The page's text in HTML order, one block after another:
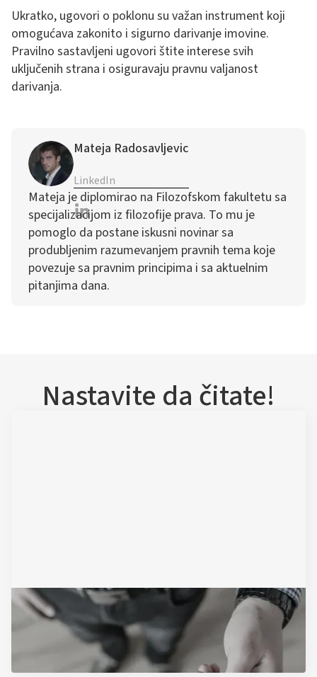
Ukratko, ugovori o poklonu su važan instrument koji
omogućava zakonito i sigurno darivanje imovine.
Pravilno sastavljeni ugovori štite interese svih
uključenih strana i osiguravaju pravnu valjanost
darivanja.
Mateja Radosavljevic
LinkedIn
Mateja je diplomirao na Filozofskom fakultetu sa
specijalizacijom iz filozofije prava. To mu je
pomoglo da postane iskusni novinar sa
produbljenim razumevanjem pravnih tema koje
povezuje sa pravnim principima i sa aktuelnim
pitanjima dana.
Nastavite da čitate!
November 24, 2025
Ugovor o pozajmici novca
Pročitajte Artikal